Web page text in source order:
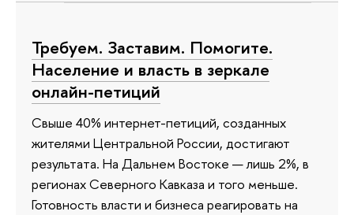
Требуем. Заставим. Помогите.
Население и власть в зеркале
онлайн-петиций
Свыше 40% интернет-петиций, созданных
жителями Центральной России, достигают
результата. На Дальнем Востоке — лишь 2%, в
регионах Северного Кавказа и того меньше.
Готовность власти и бизнеса реагировать на